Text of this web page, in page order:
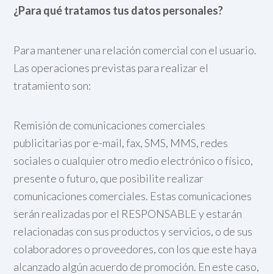
¿Para qué tratamos tus datos personales?
Para mantener una relación comercial con el usuario.
Las operaciones previstas para realizar el
tratamiento son:
Remisión de comunicaciones comerciales
publicitarias por e-mail, fax, SMS, MMS, redes
sociales o cualquier otro medio electrónico o físico,
presente o futuro, que posibilite realizar
comunicaciones comerciales. Estas comunicaciones
serán realizadas por el RESPONSABLE y estarán
relacionadas con sus productos y servicios, o de sus
colaboradores o proveedores, con los que este haya
alcanzado algún acuerdo de promoción. En este caso,